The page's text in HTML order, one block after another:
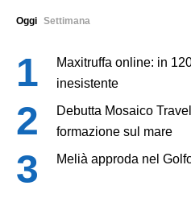
Oggi Settimana
Maxitruffa online: in
inesistente
Debutta Mosaico
formazione sul mare
Melià approda nel